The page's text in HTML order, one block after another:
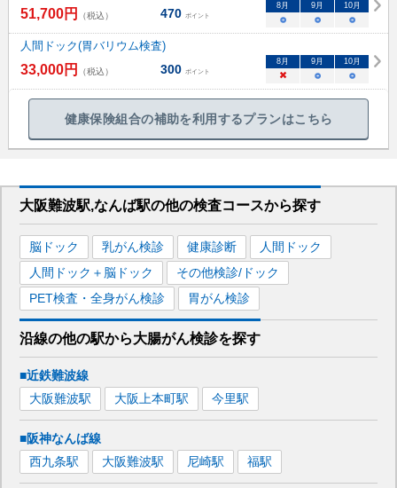
51,700円 （税込） 470 ポイント
8月 9月 10月
○ ○ ○
人間ドック(胃バリウム検査)
33,000円 （税込） 300 ポイント
8月 9月 10月
× ○ ○
健康保険組合の補助を利用するプランはこちら
大阪難波駅,なんば駅の他の検査コースから探す
脳ドック 乳がん検診 健康診断
人間ドック
人間ドック＋脳ドック
その他検診/ドック
PET検査・全身がん検診
胃がん検診
沿線の他の駅から大腸がん検診を探す
■近鉄難波線
大阪難波駅 大阪上本町駅 今里駅
■阪神なんば線
西九条駅 大阪難波駅 尼崎駅 福駅